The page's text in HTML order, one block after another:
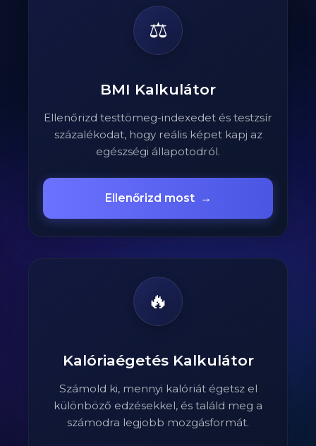
⚖️
BMI Kalkulátor
Ellenőrizd testtömeg-indexedet és testzsír
százalékodat, hogy reális képet kapj az
egészségi állapotodról.
Ellenőrizd most →
🔥
Kalóriaégetés Kalkulátor
Számold ki, mennyi kalóriát égetsz el
különböző edzésekkel, és találd meg a
számodra legjobb mozgásformát.